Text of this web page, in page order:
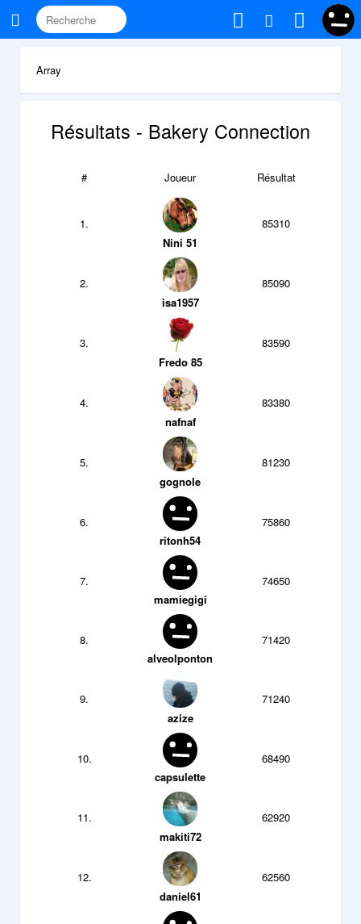
Array
Résultats - Bakery Connection
# Joueur Résultat
1.
Nini 51
85310
2.
isa1957
85090
3.
Fredo 85
83590
4.
nafnaf
83380
5.
gognole
81230
6.
ritonh54
75860
7.
mamiegigi
74650
8.
alveolponton
71420
9.
azize
71240
10.
capsulette
68490
11.
makiti72
62920
12.
daniel61
62560